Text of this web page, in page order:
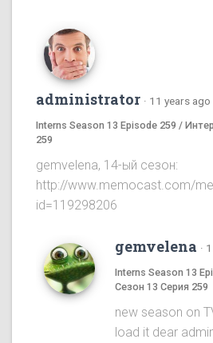
administrator · 11 years ago
Interns Season 13 Episode 259 /
259
gemvelena, 14-ый сезон:
http://www.memocast.com/
id=119298206
gemvelena ·
Interns Season 13
Сезон 13 Серия 259
new season on
load it dear